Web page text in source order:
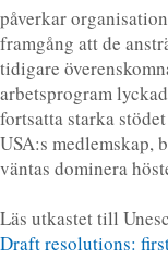
påverkar
framgång att de
tidigare
arbetsprogram
fortsatta starka
USA:s medlemskap,
väntas dominera
Läs utkastet till
Draft resolutions: